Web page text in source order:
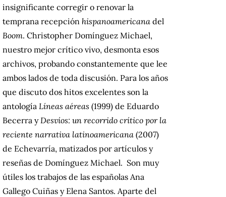
insignificante corregir o renovar la
temprana recepción hispanoamericana del
Boom. Christopher Domínguez Michael,
nuestro mejor crítico vivo, desmonta esos
archivos, probando constantemente que lee
ambos lados de toda discusión. Para los años
que discuto dos hitos excelentes son la
antología Líneas aéreas (1999) de Eduardo
Becerra yDesvíos: un recorrido crítico por la
reciente narrativa latinoamericana (2007)
de Echevarría, matizados por artículos y
reseñas de Domínguez Michael. Son muy
útiles los trabajos de las españolas Ana
Gallego Cuiñas y Elena Santos. Aparte del